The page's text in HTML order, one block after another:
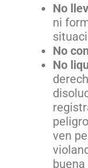
No
ni
No
No
ven